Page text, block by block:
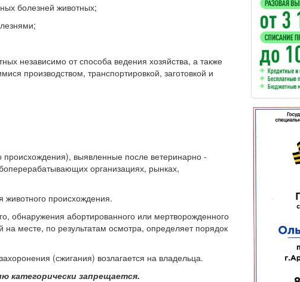
болезней животных;
независимо от способа ведения хозяйства, а также
производством, транспортировкой, заготовкой и
выявленные после ветеринарно -
организациях, рынках,
происхождения.
обнаружения абортированного или мертворожденного
на месте, по результатам осмотра, определяет порядок
(сжигания) возлагается на владельца.
категорически запрещается.